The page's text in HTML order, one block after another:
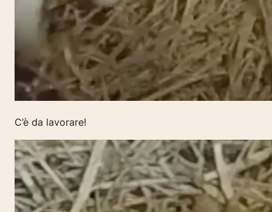
C’è da lavorare!